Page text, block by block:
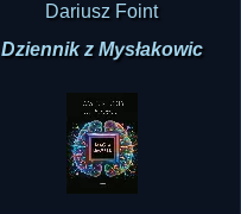
Dariusz Foint
Dziennik z Mysłakowic